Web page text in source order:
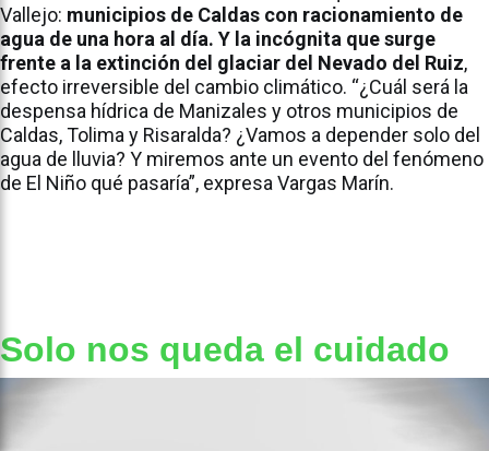
Vallejo: municipios de Caldas con racionamiento de
agua de una hora al día. Y la incógnita que surge
frente a la extinción del glaciar del Nevado del Ruiz,
efecto irreversible del cambio climático. “¿Cuál será la
despensa hídrica de Manizales y otros municipios de
Caldas, Tolima y Risaralda? ¿Vamos a depender solo del
agua de lluvia? Y miremos ante un evento del fenómeno
de El Niño qué pasaría”, expresa Vargas Marín.
Solo nos queda el cuidado